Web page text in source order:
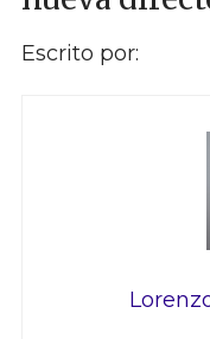
Escrito por: